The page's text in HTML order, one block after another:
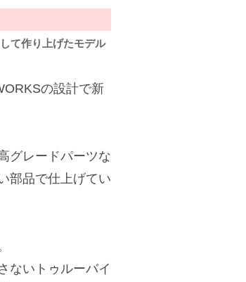
て作り上げたモデル
の設計で新
グレードパーツな
部品で仕上げてい
ないトゥルーバイ